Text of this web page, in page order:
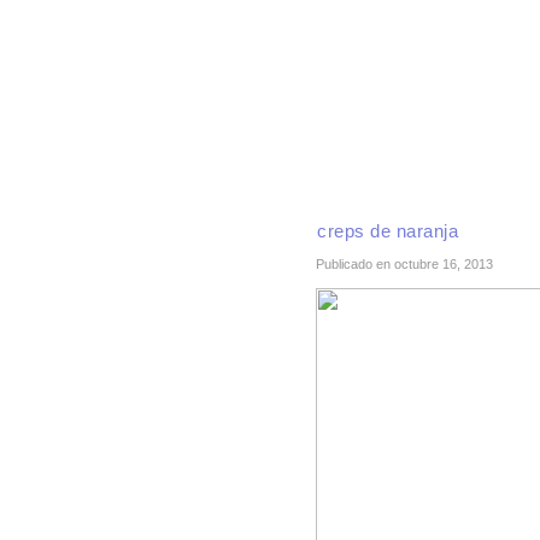
creps de naranja
Publicado en octubre 16, 2013